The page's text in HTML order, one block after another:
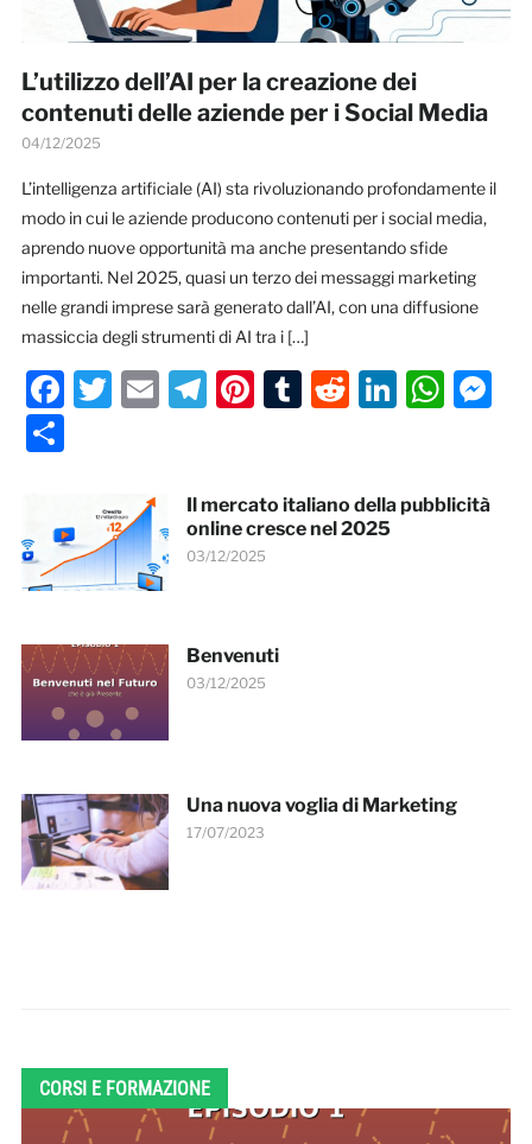
L’utilizzo dell’AI per la creazione dei
contenuti delle aziende per i Social Media
04/12/2025
L’intelligenza artificiale (AI) sta rivoluzionando profondamente il
modo in cui le aziende producono contenuti per i social media,
aprendo nuove opportunità ma anche presentando sfide
importanti. Nel 2025, quasi un terzo dei messaggi marketing
nelle grandi imprese sarà generato dall’AI, con una diffusione
massiccia degli strumenti di AI tra i […]
Facebook
Twitter
EmailTelegram
Pinterest
Tumblr
Reddit
Condividi
Il mercato italiano della pubblicità
online cresce nel 2025
03/12/2025
Benvenuti
03/12/2025
Una nuova voglia di Marketing
17/07/2023
CORSI E FORMAZIONE